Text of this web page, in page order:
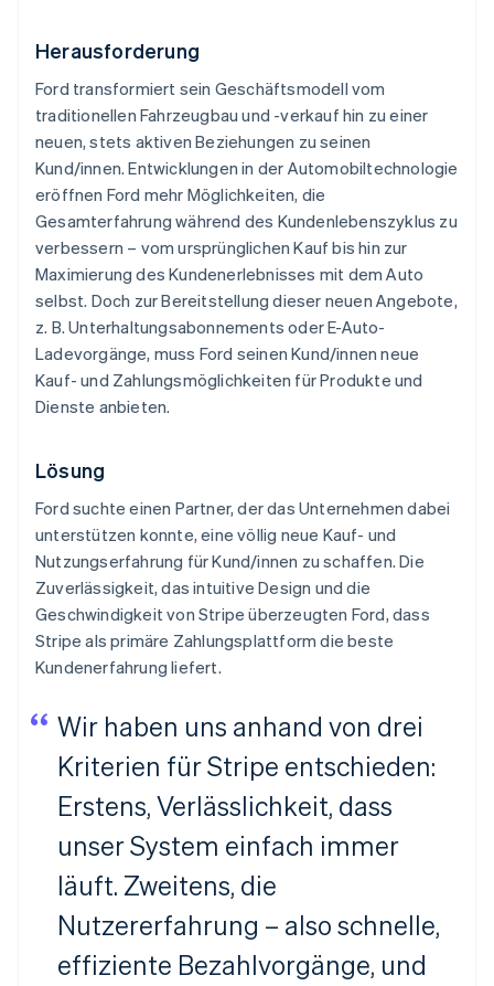
Herausforderung
Ford transformiert sein Geschäftsmodell vom
traditionellen Fahrzeugbau und -verkauf hin zu einer
neuen, stets aktiven Beziehungen zu seinen
Kund/innen. Entwicklungen in der Automobiltechnologie
eröffnen Ford mehr Möglichkeiten, die
Gesamterfahrung während des Kundenlebenszyklus zu
verbessern – vom ursprünglichen Kauf bis hin zur
Maximierung des Kundenerlebnisses mit dem Auto
selbst. Doch zur Bereitstellung dieser neuen Angebote,
z. B. Unterhaltungsabonnements oder E-Auto-
Ladevorgänge, muss Ford seinen Kund/innen neue
Kauf- und Zahlungsmöglichkeiten für Produkte und
Dienste anbieten.
Lösung
Ford suchte einen Partner, der das Unternehmen dabei
unterstützen konnte, eine völlig neue Kauf- und
Nutzungserfahrung für Kund/innen zu schaffen. Die
Zuverlässigkeit, das intuitive Design und die
Geschwindigkeit von Stripe überzeugten Ford, dass
Stripe als primäre Zahlungsplattform die beste
Kundenerfahrung liefert.
Wir haben uns anhand von drei
Kriterien für Stripe entschieden:
Erstens, Verlässlichkeit, dass
unser System einfach immer
läuft. Zweitens, die
Nutzererfahrung – also schnelle,
effiziente Bezahlvorgänge, und